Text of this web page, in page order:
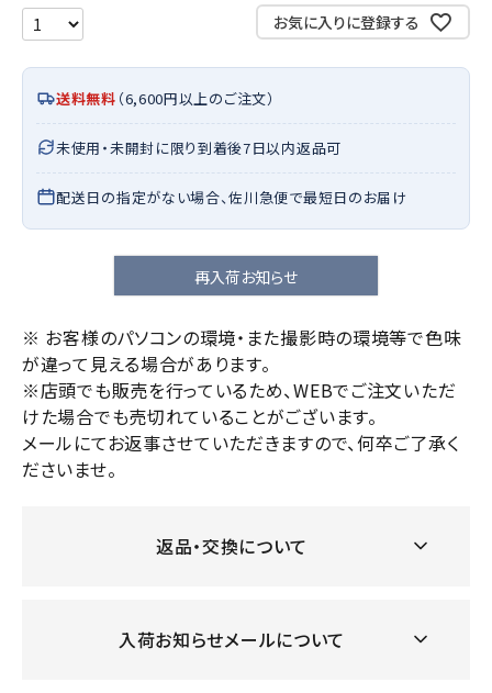
お気に入りに登録する
送料無料 （6,600円以上のご注文）
未使用・未開封に限り到着後7日以内返品可
配送日の指定がない場合、佐川急便で最短日のお届け
再入荷お知らせ
※ お客様のパソコンの環境・また撮影時の環境等で色味
が違って見える場合があります。
※店頭でも販売を行っているため、WEBでご注文いただ
けた場合でも売切れていることがございます。
メールにてお返事させていただきますので、何卒ご了承く
ださいませ。
返品・交換について
入荷お知らせメールについて